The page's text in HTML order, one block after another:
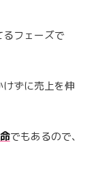
フェーズで
ずに売上を伸
でもあるので、